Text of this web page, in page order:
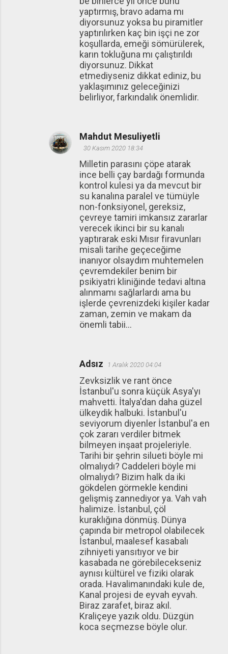
yaptırmış, bravo adama mı
diyorsunuz yoksa bu piramitler
yaptırılırken kaç bin işçi ne zor
koşullarda, emeği sömürülerek,
karın tokluğuna mı çalıştırıldı
diyorsunuz. Dikkat
etmediyseniz dikkat ediniz, bu
yaklaşımınız geleceğinizi
belirliyor, farkındalık önemlidir.
Mahdut Mesuliyetli
30 Kasım 2020 18:34
Milletin parasını çöpe atarak
ince belli çay bardağı formunda
kontrol kulesi ya da mevcut bir
su kanalına paralel ve tümüyle
non-fonksiyonel, gereksiz,
çevreye tamiri imkansız zararlar
verecek ikinci bir su kanalı
yaptırarak eski Mısır firavunları
misali tarihe geçeceğime
inanıyor olsaydım muhtemelen
çevremdekiler benim bir
psikiyatri kliniğinde tedavi altına
alınmamı sağlarlardı ama bu
işlerde çevrenizdeki kişiler kadar
zaman, zemin ve makam da
önemli tabii...
Adsız 1 Aralık 2020 04:04
Zevksizlik ve rant önce
İstanbul'u sonra küçük Asya'yı
mahvetti. İtalya'dan daha güzel
ülkeydik halbuki. İstanbul'u
seviyorum diyenler İstanbul'a en
çok zararı verdiler bitmek
bilmeyen inşaat projeleriyle.
Tarihi bir şehrin silueti böyle mi
olmalıydı? Caddeleri böyle mi
olmalıydı? Bizim halk da iki
gökdelen görmekle kendini
gelişmiş zannediyor ya. Vah vah
halimize. İstanbul, çöl
kuraklığına dönmüş. Dünya
çapında bir metropol olabilecek
İstanbul, maalesef kasabalı
zihniyeti yansıtıyor ve bir
kasabada ne görebilecekseniz
aynısı kültürel ve fiziki olarak
orada. Havalimanındaki kule de,
Kanal projesi de eyvah eyvah.
Biraz zarafet, biraz akıl.
Kraliçeye yazık oldu. Düzgün
koca seçmezse böyle olur.